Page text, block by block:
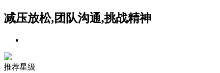
减压放松,团队沟通,挑战精神
推荐星级